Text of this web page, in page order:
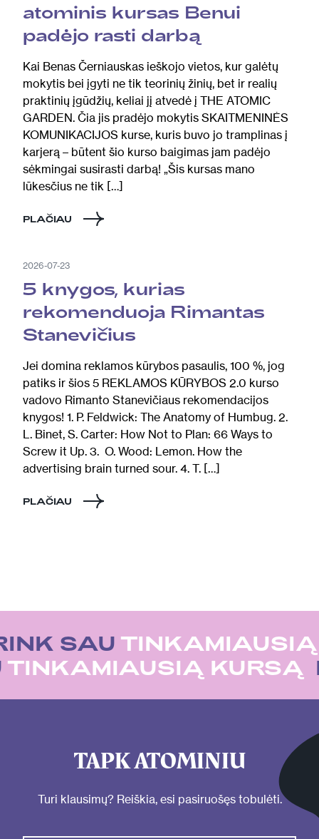
atominis kursas Benui
padėjo rasti darbą
Kai Benas Černiauskas ieškojo vietos, kur galėtų
mokytis bei įgyti ne tik teorinių žinių, bet ir realių
praktinių įgūdžių, keliai jį atvedė į THE ATOMIC
GARDEN. Čia jis pradėjo mokytis SKAITMENINĖS
KOMUNIKACIJOS kurse, kuris buvo jo tramplinas į
karjerą – būtent šio kurso baigimas jam padėjo
sėkmingai susirasti darbą! „Šis kursas mano
lūkesčius ne tik […]
PLAČIAU
2026-07-23
5 knygos, kurias
rekomenduoja Rimantas
Stanevičius
Jei domina reklamos kūrybos pasaulis, 100 %, jog
patiks ir šios 5 REKLAMOS KŪRYBOS 2.0 kurso
vadovo Rimanto Stanevičiaus rekomendacijos
knygos! 1. P. Feldwick: The Anatomy of Humbug. 2.
L. Binet, S. Carter: How Not to Plan: 66 Ways to
Screw it Up. 3. O. Wood: Lemon. How the
advertising brain turned sour. 4. T. […]
PLAČIAU
SAUTINKAMIAUSIĄ
TINKAMIAUSIĄ KURSĄ
TAPK ATOMINIU
Turi klausimų? Reiškia, esi pasiruošęs tobulėti.